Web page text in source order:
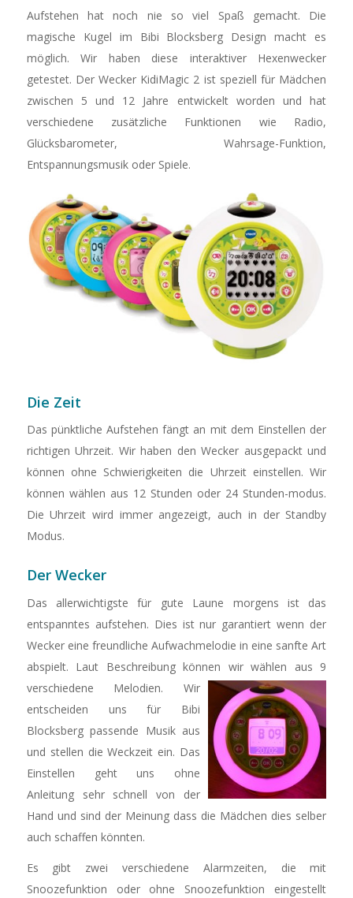
Aufstehen hat noch nie so viel Spaß gemacht. Die
magische Kugel im Bibi Blocksberg Design macht es
möglich. Wir haben diese interaktiver Hexenwecker
getestet. Der Wecker KidiMagic 2 ist speziell für Mädchen
zwischen 5 und 12 Jahre entwickelt worden und hat
verschiedene zusätzliche Funktionen wie Radio,
Glücksbarometer, Wahrsage-Funktion,
Entspannungsmusik oder Spiele.
Die Zeit
Das pünktliche Aufstehen fängt an mit dem Einstellen der
richtigen Uhrzeit. Wir haben den Wecker ausgepackt und
können ohne Schwierigkeiten die Uhrzeit einstellen. Wir
können wählen aus 12 Stunden oder 24 Stunden-modus.
Die Uhrzeit wird immer angezeigt, auch in der Standby
Modus.
Der Wecker
Das allerwichtigste für gute Laune morgens ist das
entspanntes aufstehen. Dies ist nur garantiert wenn der
Wecker eine freundliche Aufwachmelodie in eine sanfte Art
abspielt. Laut Beschreibung können wir wählen aus 9
verschiedene Melodien. Wir
entscheiden uns für Bibi
Blocksberg passende Musik aus
und stellen die Weckzeit ein. Das
Einstellen geht uns ohne
Anleitung sehr schnell von der
Hand und sind der Meinung dass die Mädchen dies selber
auch schaffen könnten.
Es gibt zwei verschiedene Alarmzeiten, die mit
Snoozefunktion oder ohne Snoozefunktion eingestellt